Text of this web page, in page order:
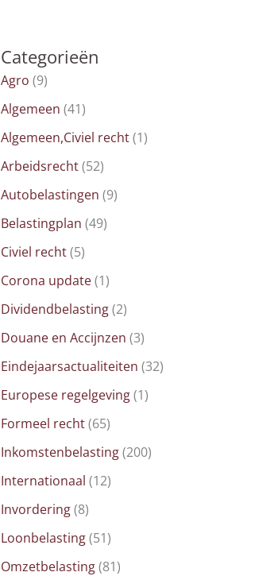
Categorieën
Agro (9)
Algemeen (41)
Algemeen,Civiel recht(1)
Arbeidsrecht(52)
Autobelastingen (9)
Belastingplan (49)
Civiel recht(5)
Corona update(1)
Dividendbelasting(2)
Douane en Accijnzen (3)
Eindejaarsactualiteiten (32)
Europese regelgeving(1)
Formeel recht(65)
Inkomstenbelasting(200)
Internationaal (12)
Invordering(8)
Loonbelasting(51)
Omzetbelasting(81)